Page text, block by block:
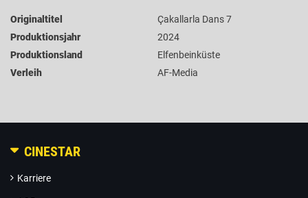
Originaltitel
Çakallarla Dans 7
Produktionsjahr
2024
Produktionsland
Elfenbeinküste
Verleih
AF-Media
CINESTAR
Karriere